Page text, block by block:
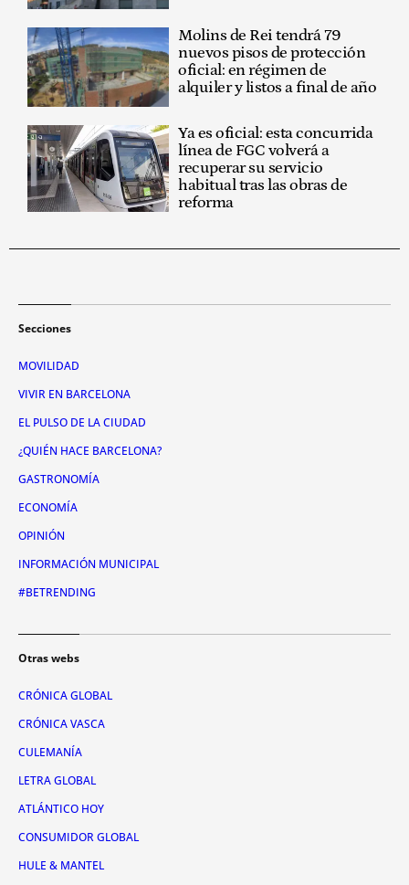
Molins de Rei tendrá 79
nuevos pisos de protección
oficial: en régimen de
alquiler y listos a final de año
Ya es oficial: esta concurrida
línea de FGC volverá a
recuperar su servicio
habitual tras las obras de
reforma
Secciones
MOVILIDAD
VIVIR EN BARCELONA
EL PULSO DE LA CIUDAD
¿QUIÉN HACE BARCELONA?
GASTRONOMÍA
ECONOMÍA
OPINIÓN
INFORMACIÓN MUNICIPAL
#BETRENDING
Otras webs
CRÓNICA GLOBAL
CRÓNICA VASCA
CULEMANÍA
LETRA GLOBAL
ATLÁNTICO HOY
CONSUMIDOR GLOBAL
HULE & MANTEL